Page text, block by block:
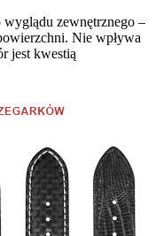
zewnętrznego –
Nie wpływa
jest kwestią